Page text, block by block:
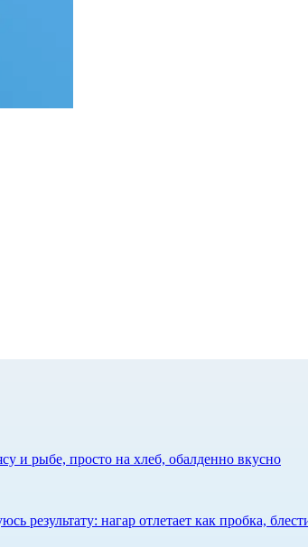
и рыбе, просто на хлеб, обалденно вкусно
результату: нагар отлетает как пробка,